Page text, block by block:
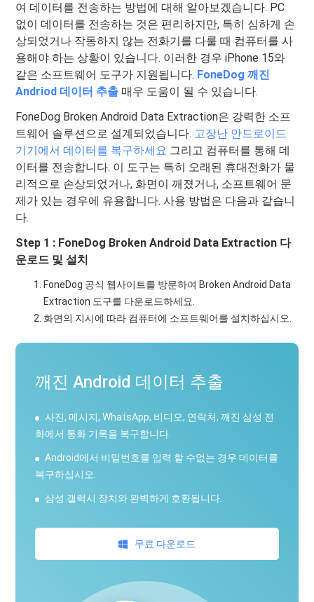
여 데이터를 전송하는 방법에 대해 알아보겠습니다. PC
없이 데이터를 전송하는 것은 편리하지만, 특히 심하게 손
상되었거나 작동하지 않는 전화기를 다룰 때 컴퓨터를 사
용해야 하는 상황이 있습니다. 이러한 경우 iPhone 15와
같은 소프트웨어 도구가 지원됩니다. FoneDog 깨진
Andriod 데이터 추출 매우 도움이 될 수 있습니다.
FoneDog Broken Android Data Extraction은 강력한 소프
트웨어 솔루션으로 설계되었습니다. 고장난 안드로이드
기기에서 데이터를 복구하세요 그리고 컴퓨터를 통해 데
이터를 전송합니다. 이 도구는 특히 오래된 휴대전화가 물
리적으로 손상되었거나, 화면이 깨졌거나, 소프트웨어 문
제가 있는 경우에 유용합니다. 사용 방법은 다음과 같습니
다.
Step 1 : FoneDog Broken Android Data Extraction 다
운로드 및 설치
FoneDog 공식 웹사이트를 방문하여 Broken Android Data
Extraction 도구를 다운로드하세요.
화면의 지시에 따라 컴퓨터에 소프트웨어를 설치하십시오.
깨진 Android 데이터 추출
사진, 메시지, WhatsApp, 비디오, 연락처, 깨진 삼성 전
화에서 통화 기록을 복구합니다.
Android에서 비밀번호를 입력 할 수없는 경우 데이터를
복구하십시오.
삼성 갤럭시 장치와 완벽하게 호환됩니다.
무료 다운로드